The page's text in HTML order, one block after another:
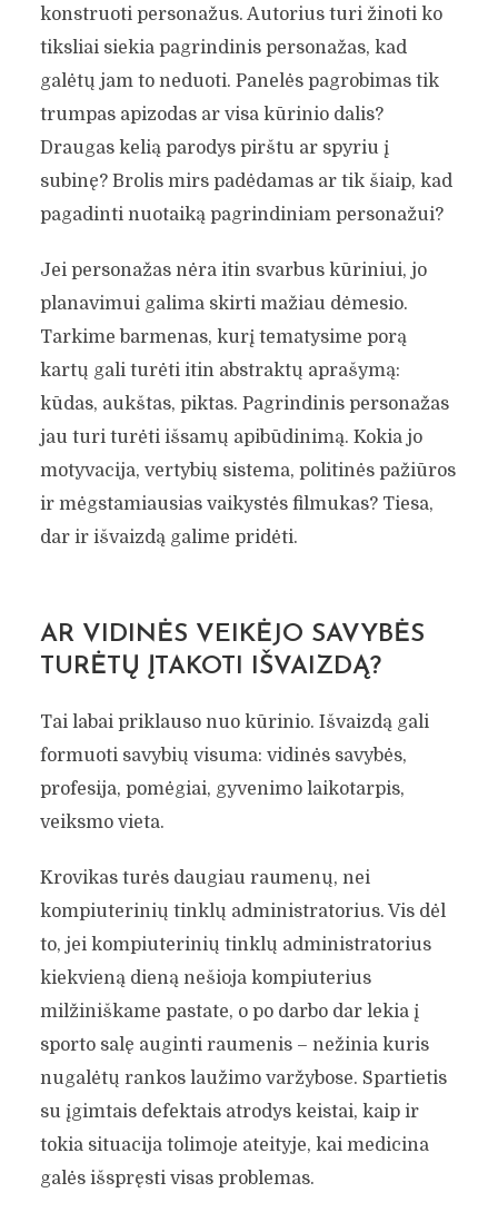
konstruoti personažus. Autorius turi žinoti ko
tiksliai siekia pagrindinis personažas, kad
galėtų jam to neduoti. Panelės pagrobimas tik
trumpas apizodas ar visa kūrinio dalis?
Draugas kelią parodys pirštu ar spyriu į
subinę? Brolis mirs padėdamas ar tik šiaip, kad
pagadinti nuotaiką pagrindiniam personažui?
Jei personažas nėra itin svarbus kūriniui, jo
planavimui galima skirti mažiau dėmesio.
Tarkime barmenas, kurį tematysime porą
kartų gali turėti itin abstraktų aprašymą:
kūdas, aukštas, piktas. Pagrindinis personažas
jau turi turėti išsamų apibūdinimą. Kokia jo
motyvacija, vertybių sistema, politinės pažiūros
ir mėgstamiausias vaikystės filmukas? Tiesa,
dar ir išvaizdą galime pridėti.
AR VIDINĖS VEIKĖJO SAVYBĖS
TURĖTŲ ĮTAKOTI IŠVAIZDĄ?
Tai labai priklauso nuo kūrinio. Išvaizdą gali
formuoti savybių visuma: vidinės savybės,
profesija, pomėgiai, gyvenimo laikotarpis,
veiksmo vieta.
Krovikas turės daugiau raumenų, nei
kompiuterinių tinklų administratorius. Vis dėl
to, jei kompiuterinių tinklų administratorius
kiekvieną dieną nešioja kompiuterius
milžiniškame pastate, o po darbo dar lekia į
sporto salę auginti raumenis – nežinia kuris
nugalėtų rankos laužimo varžybose. Spartietis
su įgimtais defektais atrodys keistai, kaip ir
tokia situacija tolimoje ateityje, kai medicina
galės išspręsti visas problemas.